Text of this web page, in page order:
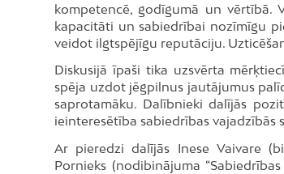
kompetencē, godīgumā un vērtībā.
kapacitāti un sabiedrībai nozīmīgu
veidot ilgtspējīgu reputāciju.
Diskusijā īpaši tika uzsvērta
spēja uzdot jēgpilnus jautājumus
saprotamāku. Dalībnieki dalījās
ieinteresētība sabiedrības
Ar pieredzi dalījās Inese Vaivare
Pornieks (nodibinājuma